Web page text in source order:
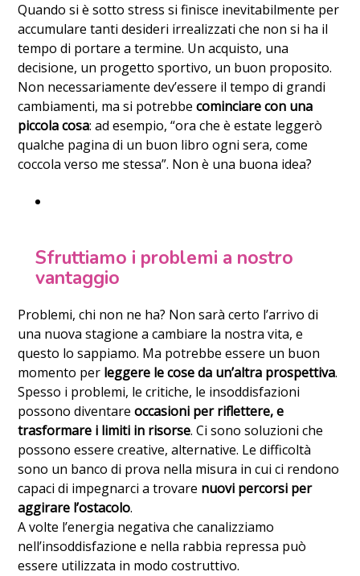
Quando si è sotto stress si finisce inevitabilmente per
accumulare tanti desideri irrealizzati che non si ha il
tempo di portare a termine. Un acquisto, una
decisione, un progetto sportivo, un buon proposito.
Non necessariamente dev’essere il tempo di grandi
cambiamenti, ma si potrebbe cominciare con una
piccola cosa: ad esempio, “ora che è estate leggerò
qualche pagina di un buon libro ogni sera, come
coccola verso me stessa”. Non è una buona idea?
Sfruttiamo i problemi a nostro
vantaggio
Problemi, chi non ne ha? Non sarà certo l’arrivo di
una nuova stagione a cambiare la nostra vita, e
questo lo sappiamo. Ma potrebbe essere un buon
momento per leggere le cose da un’altra prospettiva.
Spesso i problemi, le critiche, le insoddisfazioni
possono diventareoccasioni per riflettere, e
trasformare i limiti in risorse. Ci sono soluzioni che
possono essere creative, alternative. Le difficoltà
sono un banco di prova nella misura in cui ci rendono
capaci di impegnarci a trovare nuovi percorsi per
aggirare l’ostacolo.
A volte l’energia negativa che canalizziamo
nell’insoddisfazione e nella rabbia repressa può
essere utilizzata in modo costruttivo.